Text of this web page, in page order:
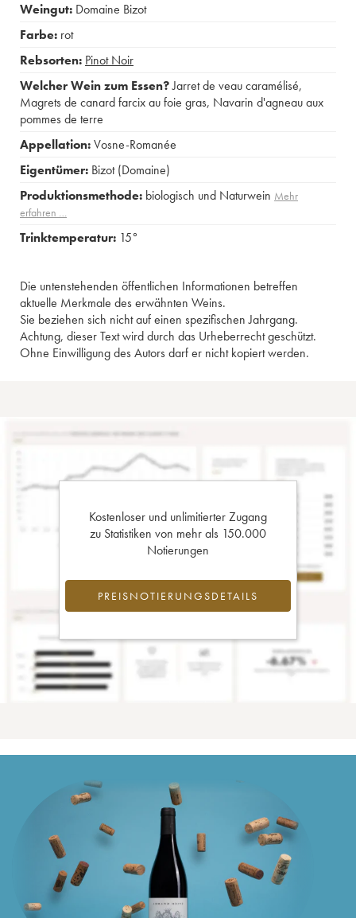
Weingut: Domaine Bizot
Farbe: rot
Rebsorten: Pinot Noir
Welcher Wein zum Essen?Jarret de veau caramélisé,
Magrets de canard farcix au foie gras, Navarin d'agneau aux
pommes de terre
Appellation:Vosne-Romanée
Eigentümer: Bizot (Domaine)
Produktionsmethode: biologisch und Naturwein Mehr
erfahren …
Trinktemperatur: 15°
Die untenstehenden öffentlichen Informationen betreffen
aktuelle Merkmale des erwähnten Weins.
Sie beziehen sich nicht auf einen spezifischen Jahrgang.
Achtung, dieser Text wird durch das Urheberrecht geschützt.
Ohne Einwilligung des Autors darf er nicht kopiert werden.
Kostenloser und unlimitierter Zugang
zu Statistiken von mehr als 150.000
Notierungen
PREISNOTIERUNGSDETAILS